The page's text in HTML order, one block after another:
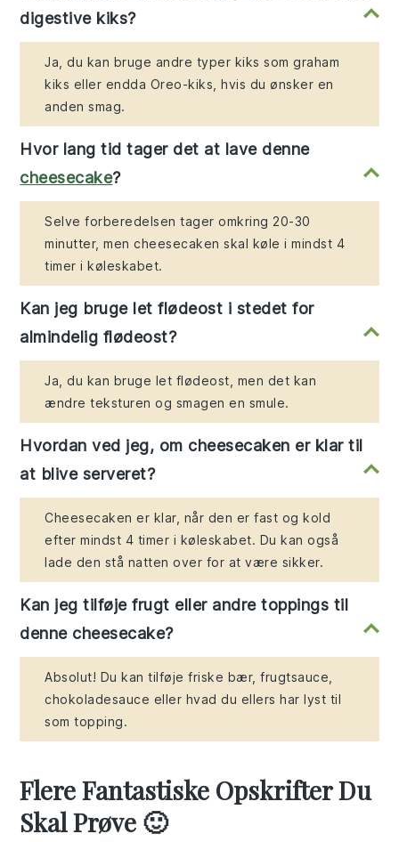
digestive kiks?
Ja, du kan bruge andre typer kiks som graham
kiks eller endda Oreo-kiks, hvis du ønsker en
anden smag.
Hvor lang tid tager det at lave denne
cheesecake?
Selve forberedelsen tager omkring 20-30
minutter, men cheesecaken skal køle i mindst 4
timer i køleskabet.
Kan jeg bruge let flødeost i stedet for
almindelig flødeost?
Ja, du kan bruge let flødeost, men det kan
ændre teksturen og smagen en smule.
Hvordan ved jeg, om cheesecaken er klar til
at blive serveret?
Cheesecaken er klar, når den er fast og kold
efter mindst 4 timer i køleskabet. Du kan også
lade den stå natten over for at være sikker.
Kan jeg tilføje frugt eller andre toppings til
denne cheesecake?
Absolut! Du kan tilføje friske bær, frugtsauce,
chokoladesauce eller hvad du ellers har lyst til
som topping.
Flere Fantastiske Opskrifter Du
Skal Prøve 🙂